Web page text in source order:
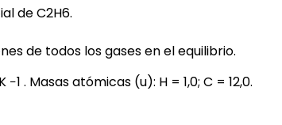
de C2H6.
de todos los gases en el equilibrio.
−1 . Masas atómicas (u): H = 1,0; C = 12,0.